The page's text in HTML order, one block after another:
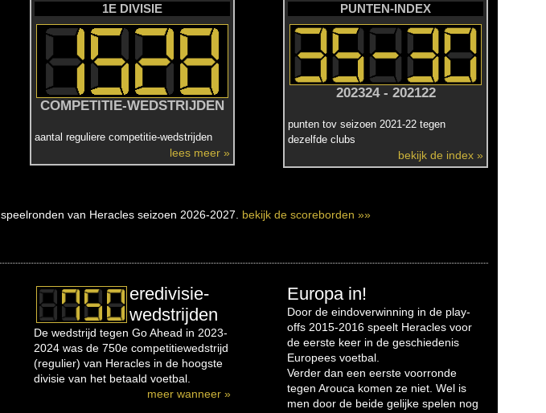
1E DIVISIE
COMPETITIE-WEDSTRIJDEN
aantal reguliere competitie-wedstrijden
lees meer »
PUNTEN-INDEX
202324 - 202122
punten tov seizoen 2021-22 tegen
dezelfde clubs
bekijk de index »
speelronden van Heracles seizoen 2026-2027. bekijk de scoreborden »»
eredivisie-
wedstrijden
De wedstrijd tegen Go Ahead in 2023-
2024 was de 750e competitiewedstrijd
(regulier) van Heracles in de hoogste
divisie van het betaald voetbal.
meer wanneer »
Europa in!
Door de eindoverwinning in de play-
offs 2015-2016 speelt Heracles voor
de eerste keer in de geschiedenis
Europees voetbal.
Verder dan een eerste voorronde
tegen Arouca komen ze niet. Wel is
men door de beide gelijke spelen nog